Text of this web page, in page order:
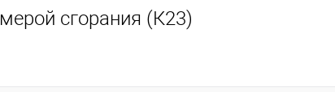
сгорания (К23)